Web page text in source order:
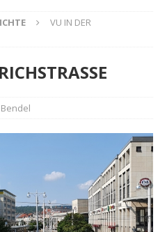
VU IN DER